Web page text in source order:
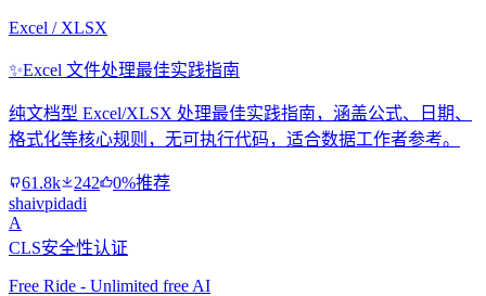
Excel / XLSX
✨Excel 文件处理最佳实践指南
纯文档型 Excel/XLSX 处理最佳实践指南，涵盖公式、日期、
格式化等核心规则，无可执行代码，适合数据工作者参考。
61.8k 242
0%推荐
shaivpidadi
A
CLS安全性认证
Free Ride - Unlimited free AI